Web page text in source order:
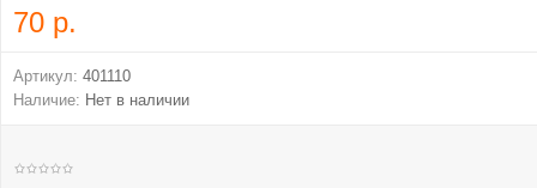
70 р.
Артикул: 401110
Наличие: Нет в наличии